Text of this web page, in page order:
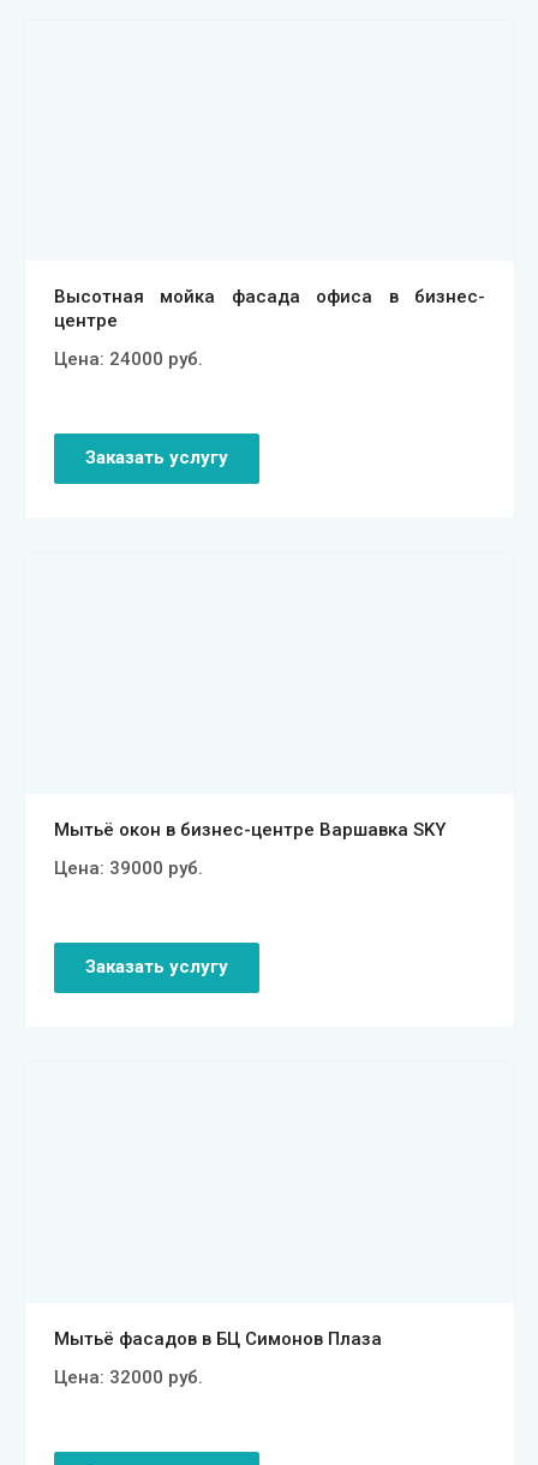
Высотная мойка фасада офиса в бизнес-
центре
Цена: 24000 руб.
Заказать услугу
Мытьё окон в бизнес-центре Варшавка SKY
Цена: 39000 руб.
Заказать услугу
Мытьё фасадов в БЦ Симонов Плаза
Цена: 32000 руб.